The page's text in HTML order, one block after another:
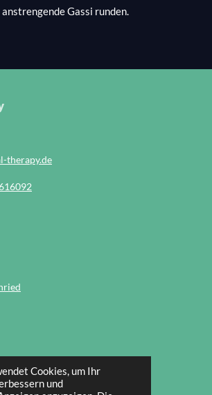
Cookies, um Ihr
und
Gassi runden.
therapy.de